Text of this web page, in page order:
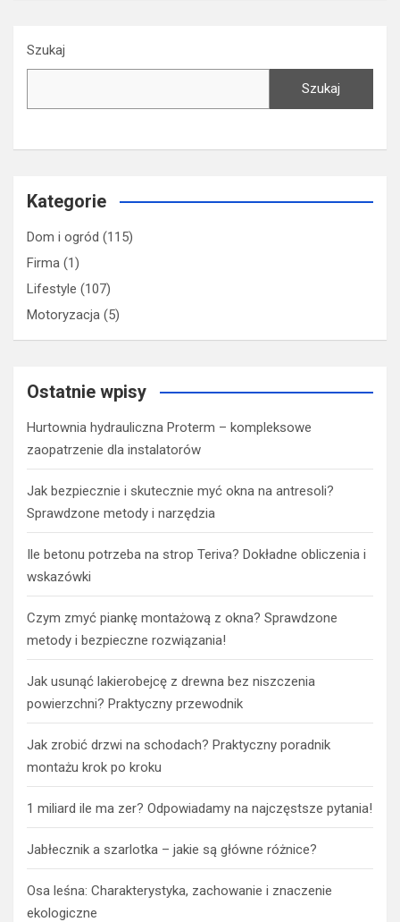
Szukaj
Szukaj
Kategorie
Dom i ogród (115)
Firma (1)
Lifestyle (107)
Motoryzacja (5)
Ostatnie wpisy
Hurtownia hydrauliczna Proterm – kompleksowe
zaopatrzenie dla instalatorów
Jak bezpiecznie i skutecznie myć okna na antresoli?
Sprawdzone metody i narzędzia
Ile betonu potrzeba na strop Teriva? Dokładne obliczenia i
wskazówki
Czym zmyć piankę montażową z okna? Sprawdzone
metody i bezpieczne rozwiązania!
Jak usunąć lakierobejcę z drewna bez niszczenia
powierzchni? Praktyczny przewodnik
Jak zrobić drzwi na schodach? Praktyczny poradnik
montażu krok po kroku
1 miliard ile ma zer? Odpowiadamy na najczęstsze pytania!
Jabłecznik a szarlotka – jakie są główne różnice?
Osa leśna: Charakterystyka, zachowanie i znaczenie
ekologiczne